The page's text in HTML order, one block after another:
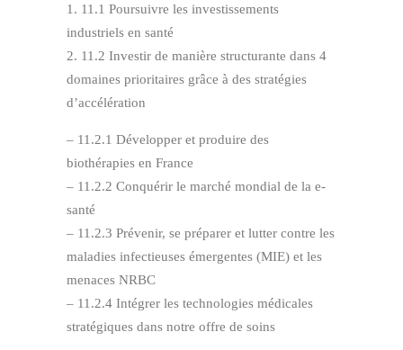
11.1 Poursuivre les investissements
industriels en santé
11.2 Investir de manière structurante dans 4
domaines prioritaires grâce à des stratégies
d’accélération
– 11.2.1 Développer et produire des
biothérapies en France
– 11.2.2 Conquérir le marché mondial de la e-
santé
– 11.2.3 Prévenir, se préparer et lutter contre les
maladies infectieuses émergentes (MIE) et les
menaces NRBC
– 11.2.4 Intégrer les technologies médicales
stratégiques dans notre offre de soins